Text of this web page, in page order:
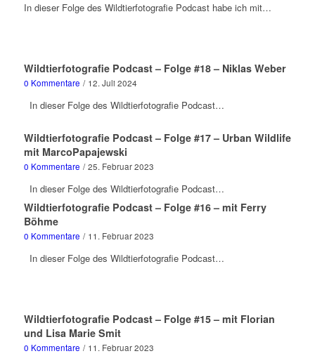
In dieser Folge des Wildtierfotografie Podcast habe ich mit…
Wildtierfotografie Podcast – Folge #18 – Niklas Weber
0 Kommentare / 12. Juli 2024
In dieser Folge des Wildtierfotografie Podcast…
Wildtierfotografie Podcast – Folge #17 – Urban Wildlife
mit MarcoPapajewski
0 Kommentare / 25. Februar 2023
In dieser Folge des Wildtierfotografie Podcast…
Wildtierfotografie Podcast – Folge #16 – mit Ferry
Böhme
0 Kommentare / 11. Februar 2023
In dieser Folge des Wildtierfotografie Podcast…
Wildtierfotografie Podcast – Folge #15 – mit Florian
und Lisa Marie Smit
0 Kommentare / 11. Februar 2023